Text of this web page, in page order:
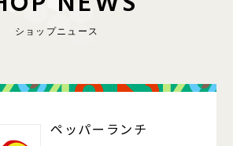
ショップニュース
ペッパーランチ